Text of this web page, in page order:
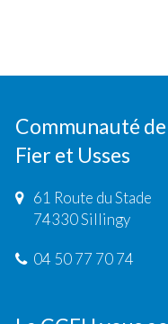
Communauté
Fier et Usses
61 Route du Stade
74330 Sillingy
04 50 77 70 74